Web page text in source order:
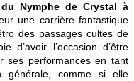
Nymphe de Crystal à
une carrière fantastique
des passages cultes de
d’avoir l’occasion d’être
ses performances en tant
générale, comme si elle